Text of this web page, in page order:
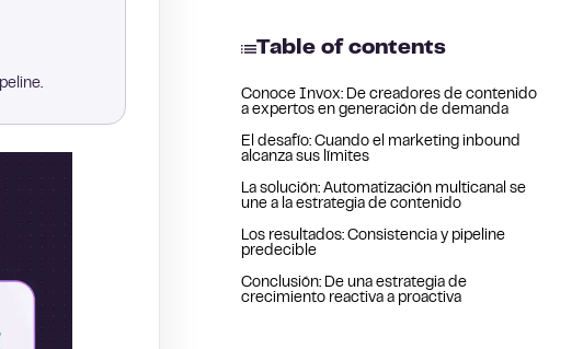
Table of contents
Conoce Invox: De creadores de contenido
a expertos en generación de demanda
El desafío: Cuando el marketing inbound
alcanza sus límites
La solución: Automatización multicanal se
une a la estrategia de contenido
Los resultados: Consistencia y pipeline
predecible
Conclusión: De una estrategia de
crecimiento reactiva a proactiva